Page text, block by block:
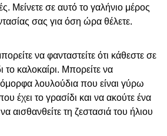
Μείνετε σε αυτό το γαλήνιο μέρος
σας για όση ώρα θέλετε.
να φανταστείτε ότι κάθεστε σε
το καλοκαίρι. Μπορείτε να
λουλούδια που είναι γύρω
έχει το γρασίδι και να ακούτε ένα
αισθανθείτε τη ζεστασιά του ήλιου